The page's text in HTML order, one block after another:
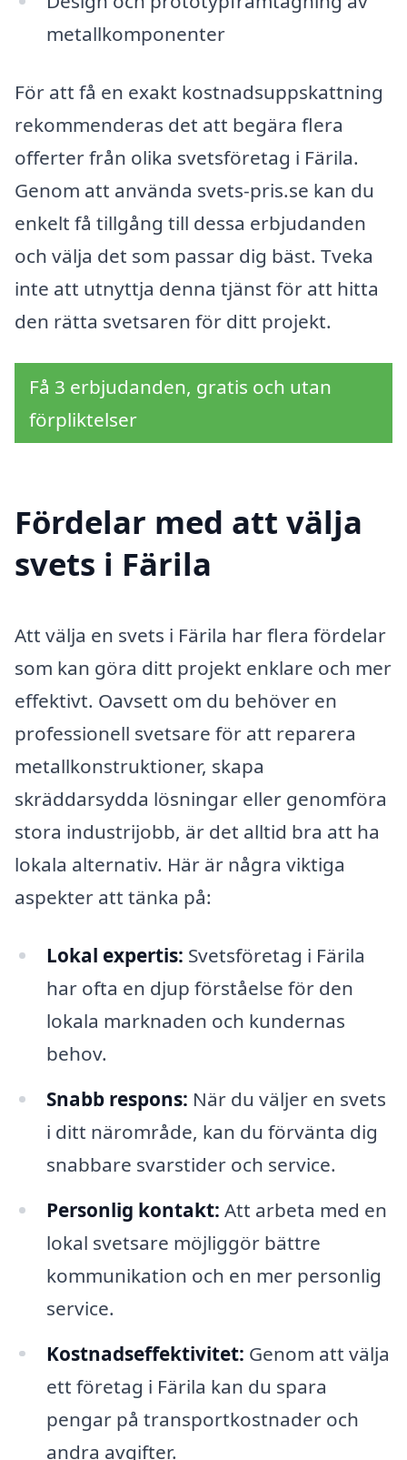
metallkomponenter
För att få en exakt kostnadsuppskattning
rekommenderas det att begära flera
offerter från olika svetsföretag i Färila.
Genom att använda svets-pris.se kan du
enkelt få tillgång till dessa erbjudanden
och välja det som passar dig bäst. Tveka
inte att utnyttja denna tjänst för att hitta
den rätta svetsaren för ditt projekt.
Få 3 erbjudanden, gratis och utan
förpliktelser
Fördelar med att välja
svets i Färila
Att välja en svets i Färila har flera fördelar
som kan göra ditt projekt enklare och mer
effektivt. Oavsett om du behöver en
professionell svetsare för att reparera
metallkonstruktioner, skapa
skräddarsydda lösningar eller genomföra
stora industrijobb, är det alltid bra att ha
lokala alternativ. Här är några viktiga
aspekter att tänka på:
Lokal expertis: Svetsföretag i Färila
har ofta en djup förståelse för den
lokala marknaden och kundernas
behov.
Snabb respons: När du väljer en svets
i ditt närområde, kan du förvänta dig
snabbare svarstider och service.
Personlig kontakt: Att arbeta med en
lokal svetsare möjliggör bättre
kommunikation och en mer personlig
service.
Kostnadseffektivitet: Genom att välja
ett företag i Färila kan du spara
pengar på transportkostnader och
andra avgifter.